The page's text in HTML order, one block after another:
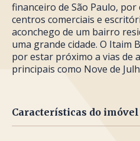
financeiro de São Paulo,
centros comerciais e
aconchego de um bairro
uma grande cidade. O Itaim
por estar próximo a vias de
principais como Nove de
Características do imóvel